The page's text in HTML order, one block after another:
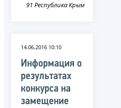
91 Республика Крым
14.06.2016 10:10
Информация о
результатах
конкурса на
замещение